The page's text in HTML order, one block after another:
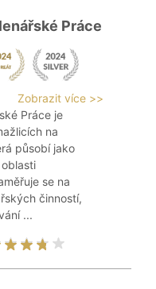
Práce
Zobrazit více >>
Práce je
na
působí jako
se na
činností,
...